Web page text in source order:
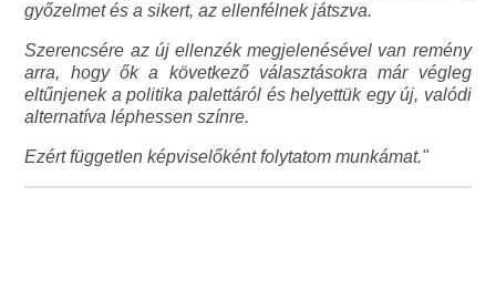
győzelmet és a sikert, az ellenfélnek játszva.
Szerencsére az új ellenzék megjelenésével van remény
arra, hogy ők a következő választásokra már végleg
eltűnjenek a politika palettáról és helyettük egy új, valódi
alternatíva léphessen színre.
Ezért független képviselőként folytatom munkámat."